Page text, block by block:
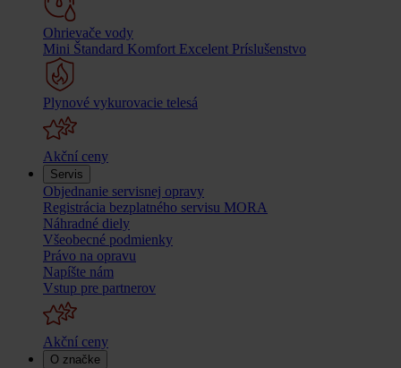
Ohrievače vody
Mini Štandard Komfort Excelent Príslušenstvo
Plynové vykurovacie telesá
Akční ceny
Servis
Objednanie servisnej opravy
Registrácia bezplatného servisu MORA
Náhradné diely
Všeobecné podmienky
Právo na opravu
Napíšte nám
Vstup pre partnerov
Akční ceny
O značke